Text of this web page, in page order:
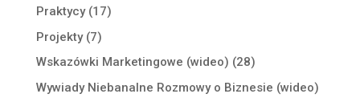
Praktycy(17)
Projekty(7)
Wskazówki Marketingowe (wideo) (28)
Wywiady Niebanalne Rozmowy o Biznesie (wideo)